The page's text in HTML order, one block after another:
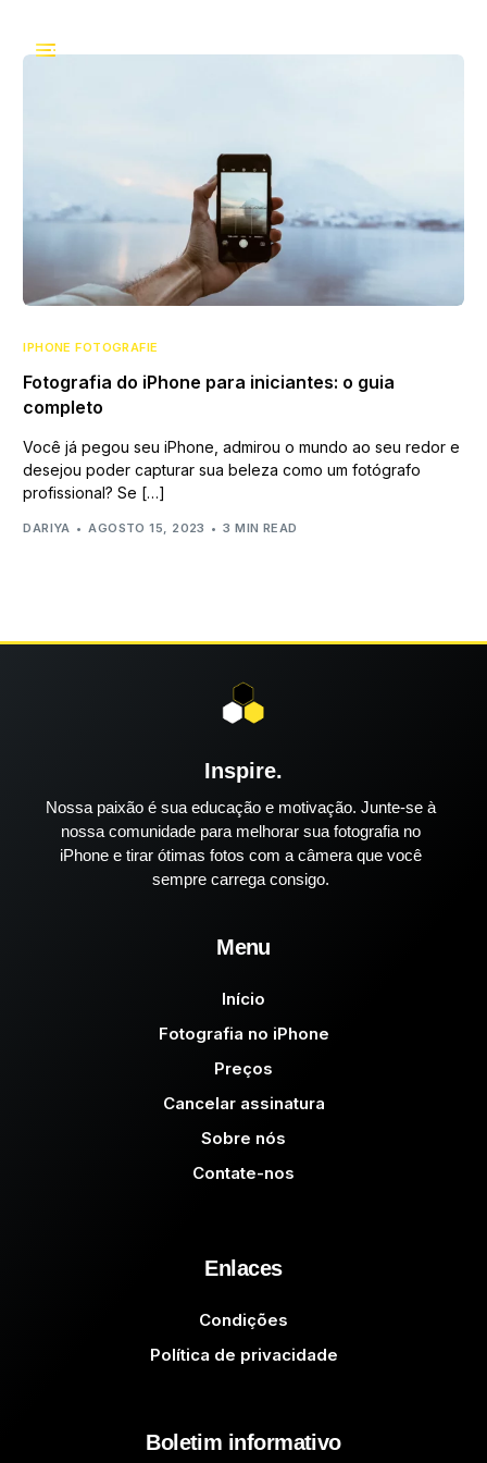
IPHONE FOTOGRAFIE
Fotografia do iPhone para iniciantes: o guia
completo
Você já pegou seu iPhone, admirou o mundo ao seu redor e
desejou poder capturar sua beleza como um fotógrafo
profissional? Se […]
DARIYA AGOSTO 15, 2023 3 MIN READ
Inspire.
Nossa paixão é sua educação e motivação. Junte-se à
nossa comunidade para melhorar sua fotografia no
iPhone e tirar ótimas fotos com a câmera que você
sempre carrega consigo.
Menu
Início
Fotografia no iPhone
Preços
Cancelar assinatura
Sobre nós
Contate-nos
Enlaces
Condições
Política de privacidade
Boletim informativo